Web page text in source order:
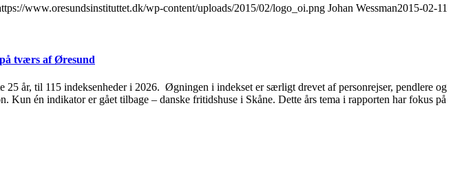
www.oresundsinstituttet.dk/wp-content/uploads/2015/02/logo_oi.png Johan Wessman2015-02-11
tværs af Øresund
år, til 115 indeksenheder i 2026. Øgningen i indekset er særligt drevet af personrejser, pendlere og
én indikator er gået tilbage – danske fritidshuse i Skåne. Dette års tema i rapporten har fokus på